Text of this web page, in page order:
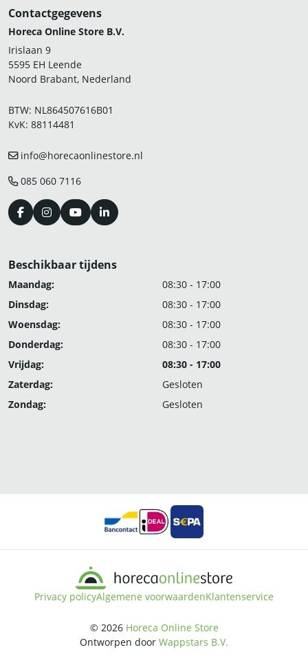
Contactgegevens
Horeca Online Store B.V.
Irislaan 9
5595 EH Leende
Noord Brabant, Nederland
BTW: NL864507616B01
KvK: 88114481
info@horecaonlinestore.nl
085 060 7116
Beschikbaar tijdens
Maandag:
08:30 - 17:00
Dinsdag:
08:30 - 17:00
Woensdag:
08:30 - 17:00
Donderdag:
08:30 - 17:00
Vrijdag:
08:30 - 17:00
Zaterdag:
Gesloten
Zondag:
Gesloten
Privacy policyAlgemene voorwaardenKlantenservice
© 2026 Horeca Online Store
Ontworpen door Wappstars B.V.